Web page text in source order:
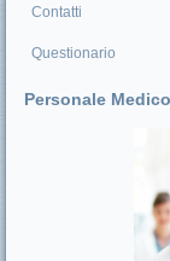
Contatti
Questionario
Personale Medico